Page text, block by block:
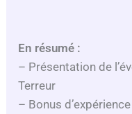
En résumé :
– Présentation de
Terreur
– Bonus